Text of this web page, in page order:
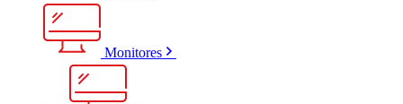
Monitores